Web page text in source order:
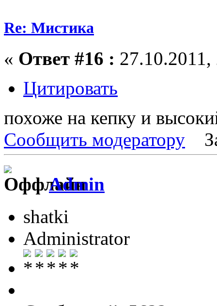
Re: Мистика
« Ответ #16 :
Цитировать
похоже на кепку и
Сообщить модератору
Admin
shatki
Administrator